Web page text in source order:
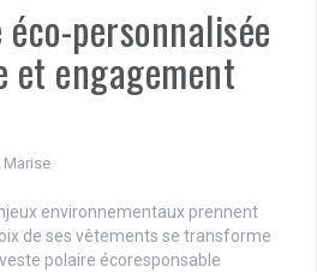
personnalisée
et engagement
Marise
environnementaux prennent
de ses vêtements se transforme
polaire écoresponsable